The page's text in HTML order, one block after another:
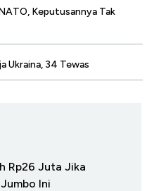
Keputusannya Tak
Ukraina, 34 Tewas
Rp26 Juta Jika
Ini